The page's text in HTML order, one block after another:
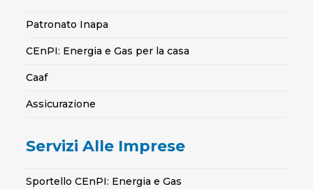
Patronato Inapa
CEnPI: Energia e Gas per la casa
Caaf
Assicurazione
Servizi Alle Imprese
Sportello CEnPI: Energia e Gas